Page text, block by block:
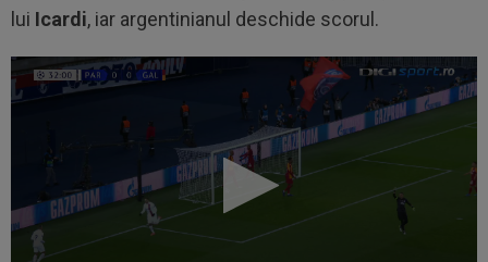
lui Icardi, iar argentinianul deschide scorul.